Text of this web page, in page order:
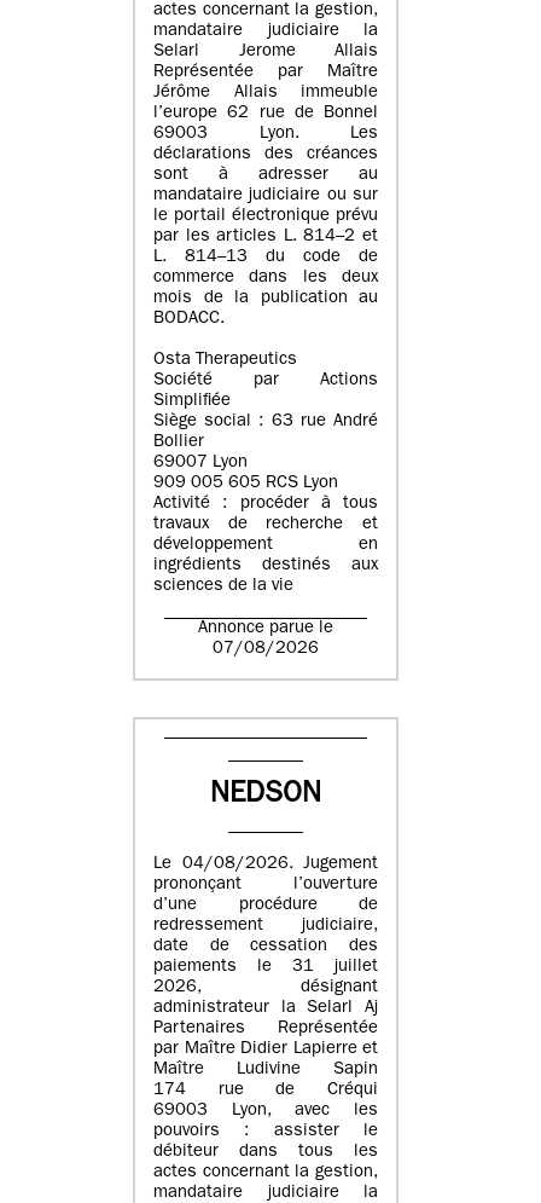
actes concernant la gestion,
mandataire judiciaire la
Selarl Jerome Allais
Représentée par Maître
Jérôme Allais immeuble
l’europe 62 rue de Bonnel
69003 Lyon. Les
déclarations des créances
sont à adresser au
mandataire judiciaire ou sur
le portail électronique prévu
par les articles L. 814–2 et
L. 814–13 du code de
commerce dans les deux
mois de la publication au
BODACC.
Osta Therapeutics
Société par Actions
Simplifiée
Siège social : 63 rue André
Bollier
69007 Lyon
909 005 605 RCS Lyon
Activité : procéder à tous
travaux de recherche et
développement en
ingrédients destinés aux
sciences de la vie
Annonce parue le
07/08/2026
NEDSON
Le 04/08/2026. Jugement
prononçant l’ouverture
d’une procédure de
redressement judiciaire,
date de cessation des
paiements le 31 juillet
2026, désignant
administrateur la Selarl Aj
Partenaires Représentée
par Maître Didier Lapierre et
Maître Ludivine Sapin
174 rue de Créqui
69003 Lyon, avec les
pouvoirs : assister le
débiteur dans tous les
actes concernant la gestion,
mandataire judiciaire la